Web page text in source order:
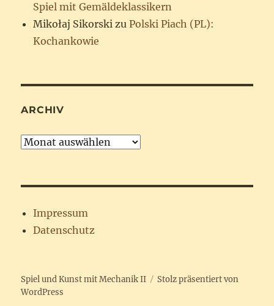
Spiel mit Gemäldeklassikern
Mikołaj Sikorski zuPolski Piach (PL):
Kochankowie
ARCHIV
Archiv
Impressum
Datenschutz
Spiel und Kunst mit Mechanik II
Stolz präsentiert von
WordPress